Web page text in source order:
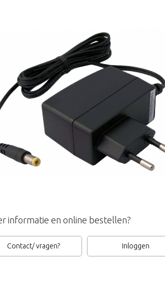
informatie en online bestellen?
Contact/ vragen? Inloggen